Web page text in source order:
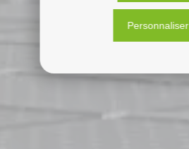
Personnaliser